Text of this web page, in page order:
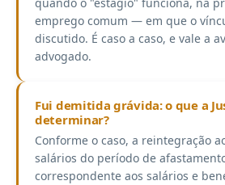
emprego comum — em que o
discutido. É caso a caso, e vale a
advogado.
Fui demitida grávida: o que a
determinar?
Conforme o caso, a reintegração
salários do período de
correspondente aos salários e